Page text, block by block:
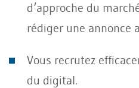
d‘approche du
rédiger une annonce
Vous recrutez
du digital.